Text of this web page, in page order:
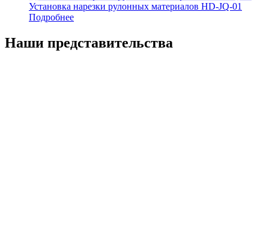
Установка нарезки рулонных материалов HD-JQ-01
Подробнее
Наши представительства